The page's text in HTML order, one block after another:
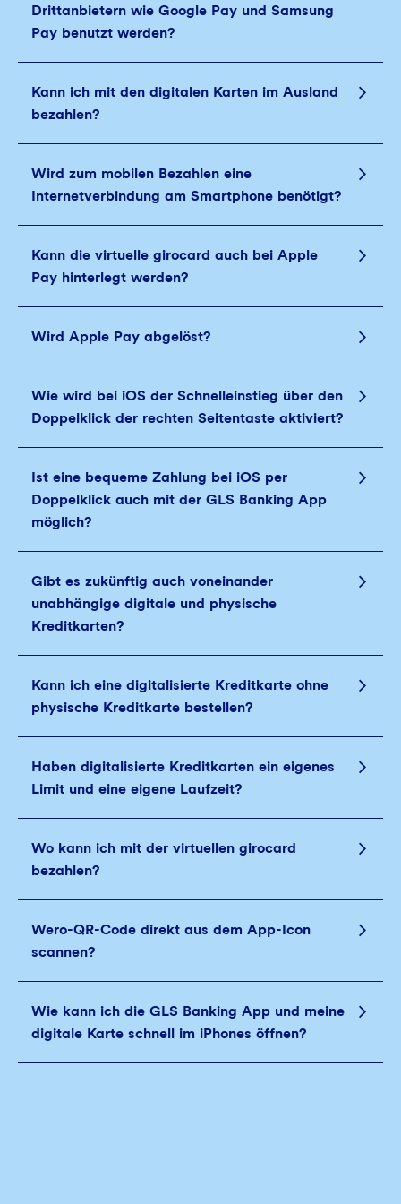
Drittanbietern wie Google Pay und Samsung
Pay benutzt werden?
Kann ich mit den digitalen Karten im Ausland
bezahlen?
Wird zum mobilen Bezahlen eine
Internetverbindung am Smartphone benötigt?
Kann die virtuelle girocard auch bei Apple
Pay hinterlegt werden?
Wird Apple Pay abgelöst?
Wie wird bei iOS der Schnelleinstieg über den
Doppelklick der rechten Seitentaste aktiviert?
Ist eine bequeme Zahlung bei iOS per
Doppelklick auch mit der GLS Banking App
möglich?
Gibt es zukünftig auch voneinander
unabhängige digitale und physische
Kreditkarten?
Kann ich eine digitalisierte Kreditkarte ohne
physische Kreditkarte bestellen?
Haben digitalisierte Kreditkarten ein eigenes
Limit und eine eigene Laufzeit?
Wo kann ich mit der virtuellen girocard
bezahlen?
Wero-QR-Code direkt aus dem App-Icon
scannen?
Wie kann ich die GLS Banking App und meine
digitale Karte schnell im iPhones öffnen?